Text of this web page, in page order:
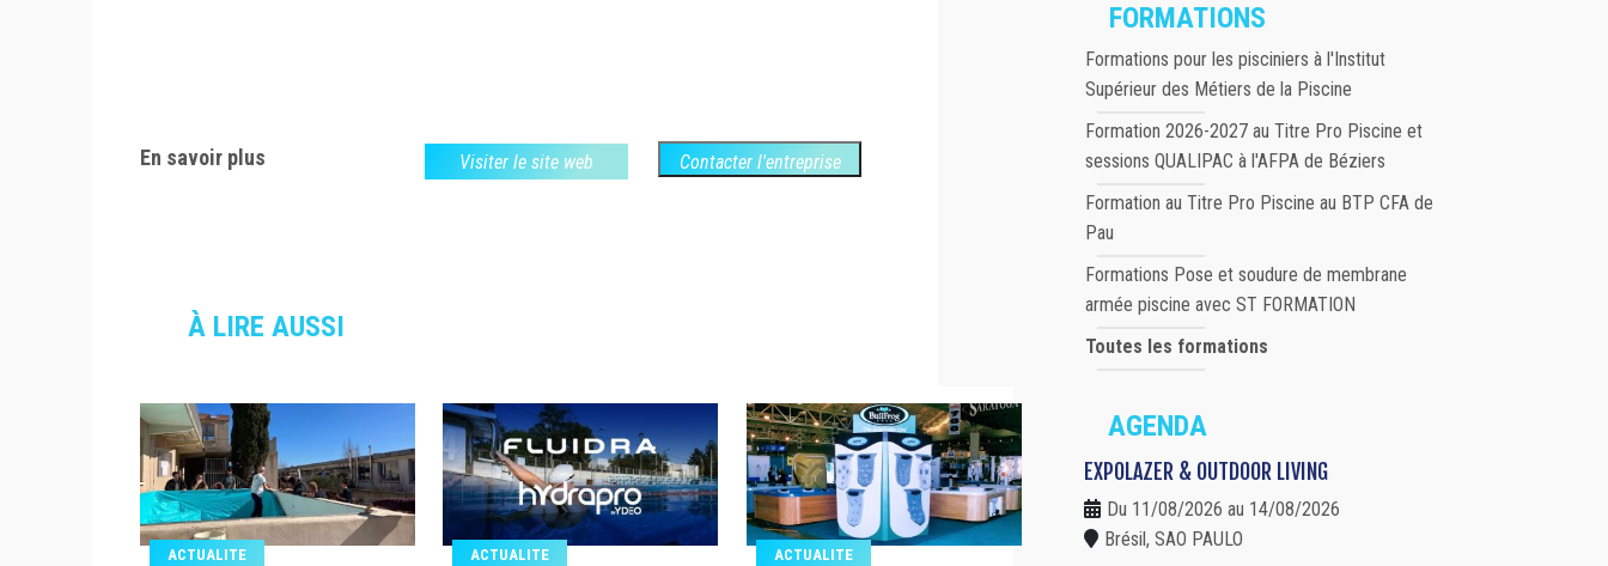
En savoir plus Visiter le site web Contacter l'entreprise
À LIRE AUSSI
ACTUALITE ACTUALITE ACTUALITE
FORMATIONS
Formations pour les pisciniers à l'Institut
Supérieur des Métiers de la Piscine
Formation 2026-2027 au Titre Pro Piscine et
sessions QUALIPAC à l'AFPA de Béziers
Formation au Titre Pro Piscine au BTP CFA de
Pau
Formations Pose et soudure de membrane
armée piscine avec ST FORMATION
Toutes les formations
AGENDA
EXPOLAZER & OUTDOOR LIVING
Du 11/08/2026 au 14/08/2026
Brésil, SAO PAULO